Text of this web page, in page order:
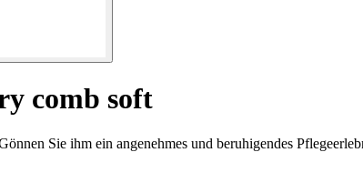
comb soft
Sie ihm ein angenehmes und beruhigendes